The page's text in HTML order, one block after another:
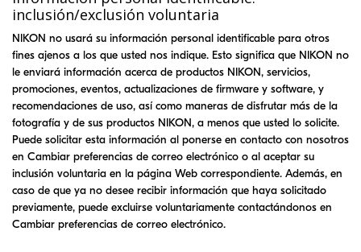
inclusión/exclusión voluntaria
NIKON no usará su información personal identificable para otros
fines ajenos a los que usted nos indique. Esto significa que NIKON no
le enviará información acerca de productos NIKON, servicios,
promociones, eventos, actualizaciones de firmware y software, y
recomendaciones de uso, así como maneras de disfrutar más de la
fotografía y de sus productos NIKON, a menos que usted lo solicite.
Puede solicitar esta información al ponerse en contacto con nosotros
en Cambiar preferencias de correo electrónico o al aceptar su
inclusión voluntaria en la página Web correspondiente. Además, en
caso de que ya no desee recibir información que haya solicitado
previamente, puede excluirse voluntariamente contactándonos en
Cambiar preferencias de correo electrónico.